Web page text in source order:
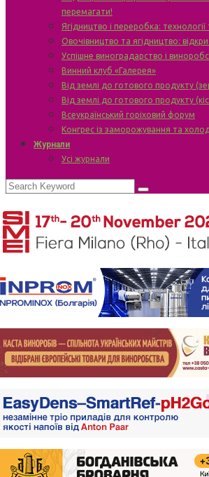
перемагати!
Ягідництво і переробка: технології
Овочівництво та ягідництво:
Успішне виноградарство і
Винний клуб «Галерея»
Від землі до готового продукту
Від землі до готового продукту
Всеукраїнський горіховий форум
Конгрес із заморожування та
Журнали
Усі журнали